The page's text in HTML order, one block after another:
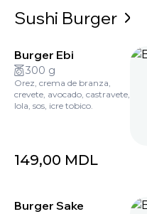
Sushi Burger
Burger Ebi
300 g
Orez, crema de branza,
crevete, avocado, castravete,
lola, sos, icre tobico.
149,00 MDL
Burger Sake